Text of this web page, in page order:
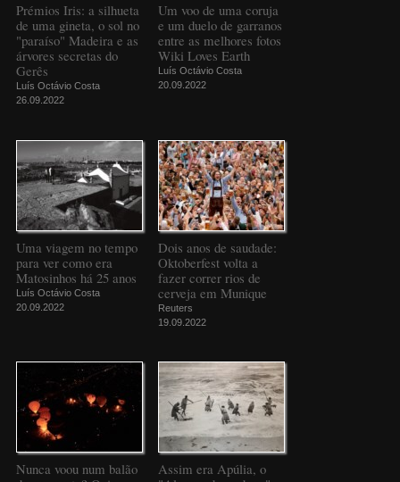
Prémios Iris: a silhueta
de uma gineta, o sol no
"paraíso" Madeira e as
árvores secretas do
Gerês
Luís Octávio Costa
26.09.2022
Um voo de uma coruja
e um duelo de garranos
entre as melhores fotos
Wiki Loves Earth
Luís Octávio Costa
20.09.2022
Uma viagem no tempo
para ver como era
Matosinhos há 25 anos
Luís Octávio Costa
20.09.2022
Dois anos de saudade:
Oktoberfest volta a
fazer correr rios de
cerveja em Munique
Reuters
19.09.2022
Nunca voou num balão
Assim era Apúlia, o